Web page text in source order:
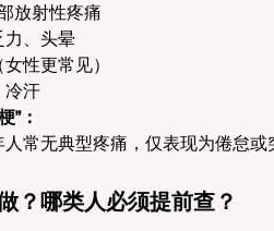
放射性疼痛
力、头晕
性更常见）
冷汗
”：
常无典型疼痛，仅表现为倦怠或
？哪类人必须提前查？